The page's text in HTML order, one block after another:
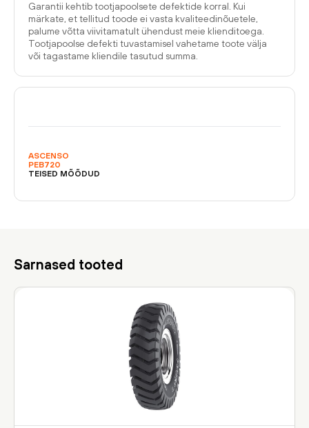
Garantii kehtib tootjapoolsete defektide korral. Kui
märkate, et tellitud toode ei vasta kvaliteedinõuetele,
palume võtta viivitamatult ühendust meie klienditoega.
Tootjapoolse defekti tuvastamisel vahetame toote välja
või tagastame kliendile tasutud summa.
ASCENSO
PEB720
TEISED MÕÕDUD
Sarnased tooted